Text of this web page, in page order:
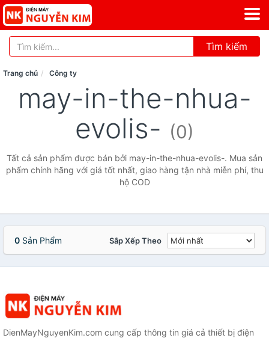
Tìm kiếm
Trang chủ Công ty
may-in-the-nhua-
evolis- (0)
Tất cả sản phẩm được bán bởi may-in-the-nhua-evolis-. Mua sản
phẩm chính hãng với giá tốt nhất, giao hàng tận nhà miễn phí, thu
hộ COD
0 Sản Phẩm Sắp Xếp Theo
DienMayNguyenKim.com cung cấp thông tin giá cả thiết bị điện